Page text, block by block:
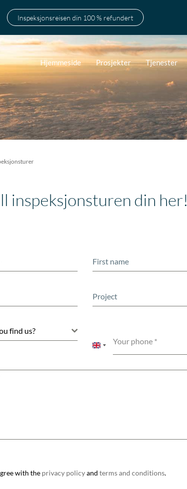
Inspeksjonsreisen din 100 % refundert
Hjemmeside Prosjekter Tjenester
inspeksjonsturen din her!
find us?
Your phone *
United
+44
with the privacy policyand terms and conditions.